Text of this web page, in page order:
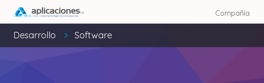
Compañía
Desarrollo Software